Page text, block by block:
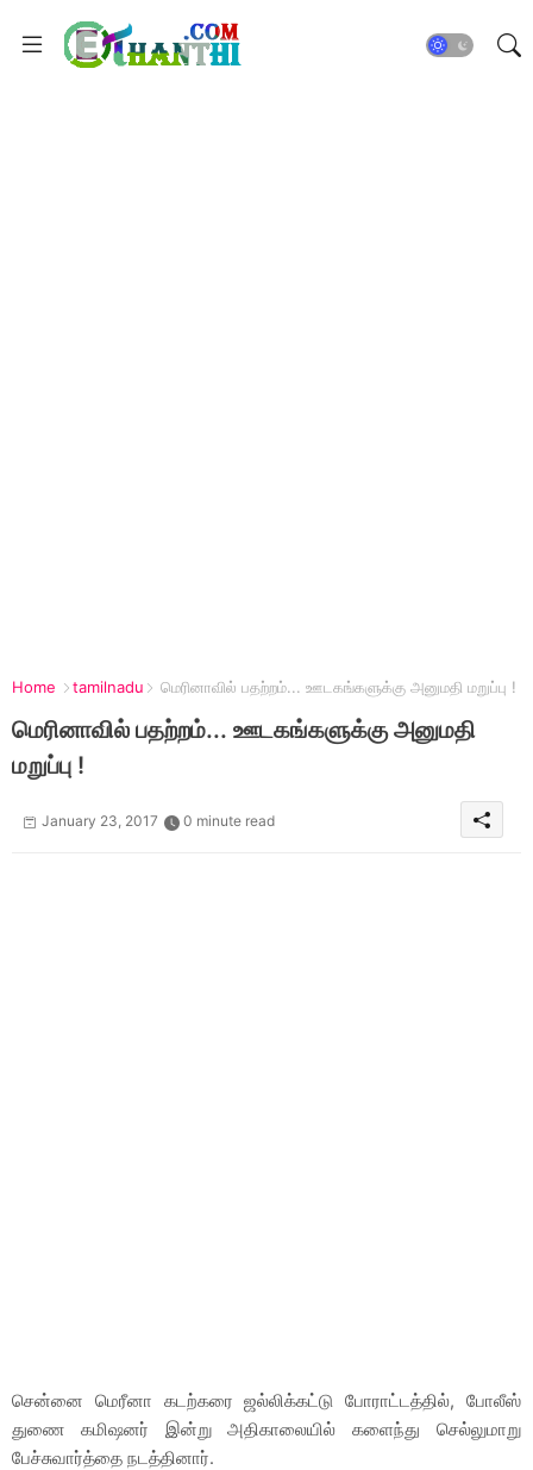
Home tamilnadu மெரினாவில் பதற்றம்... ஊடகங்களுக்கு அனுமதி மறுப்பு !
மெரினாவில் பதற்றம்... ஊடகங்களுக்கு அனுமதி
மறுப்பு !
January 23, 2017 0 minute read
சென்னை மெரீனா கடற்கரை ஜல்லிக்கட்டு போராட்டத்தில், போலீஸ்
துணை கமிஷனர் இன்று அதிகாலையில் களைந்து செல்லுமாறு
பேச்சுவார்த்தை நடத்தினார்.